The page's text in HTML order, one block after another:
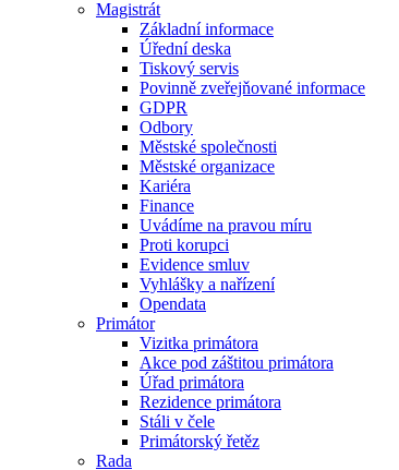
Magistrát
Základní informace
Úřední deska
Tiskový servis
Povinně zveřejňované informace
GDPR
Odbory
Městské společnosti
Městské organizace
Kariéra
Finance
Uvádíme na pravou míru
Proti korupci
Evidence smluv
Vyhlášky a nařízení
Opendata
Primátor
Vizitka primátora
Akce pod záštitou primátora
Úřad primátora
Rezidence primátora
Stáli v čele
Primátorský řetěz
Rada